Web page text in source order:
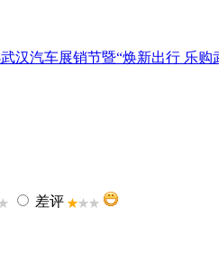
武汉汽车展销节暨“焕新出行 乐
差评